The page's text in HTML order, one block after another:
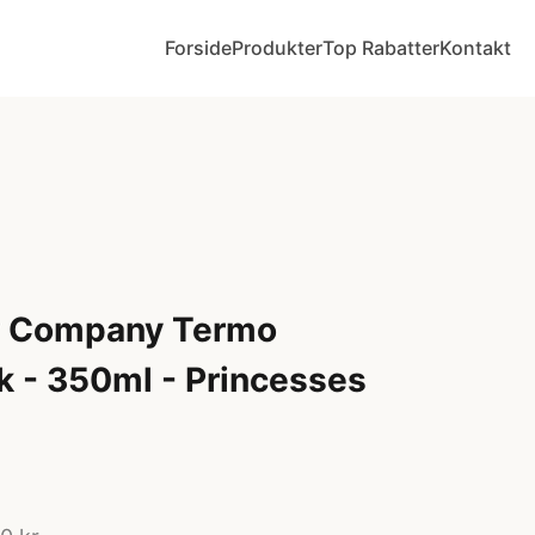
ForsideProdukterTop RabatterKontakt
Termo
- 350ml - Princesses